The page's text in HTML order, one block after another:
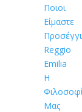
Ποιοι
Είμαστε
Reggio
Emilia
Η
Μας